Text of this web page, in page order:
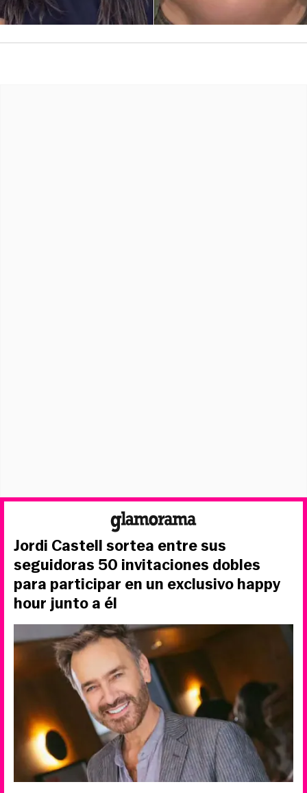
Jordi Castell sortea entre sus
seguidoras 50 invitaciones dobles
para participar en un exclusivo happy
hour junto a él